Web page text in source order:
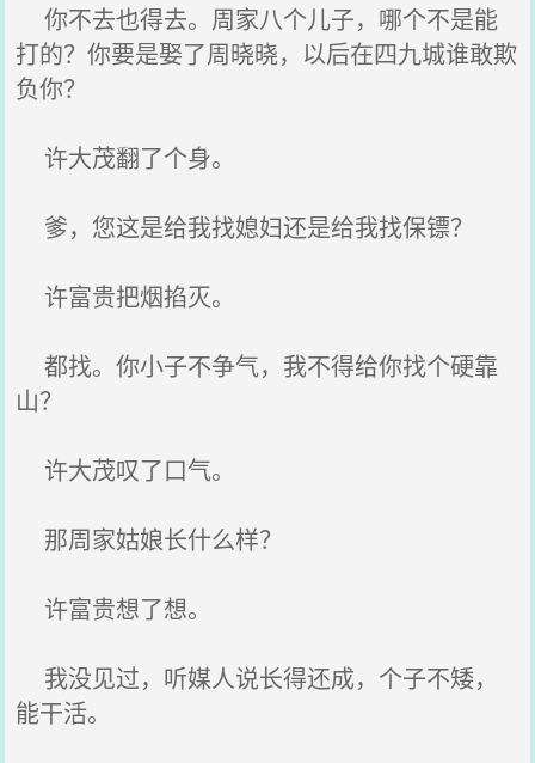
你不去也得去。周家八个儿子，哪个不是能
打的？你要是娶了周晓晓，以后在四九城谁敢欺
负你？
许大茂翻了个身。
爹，您这是给我找媳妇还是给我找保镖？
许富贵把烟掐灭。
都找。你小子不争气，我不得给你找个硬靠
山？
许大茂叹了口气。
那周家姑娘长什么样？
许富贵想了想。
我没见过，听媒人说长得还成，个子不矮，
能干活。